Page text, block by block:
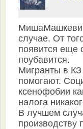
случае. От
появится еще
поубавится.
Мигранты в
помогают.
ксенофобии
налога
В лучшем
производству